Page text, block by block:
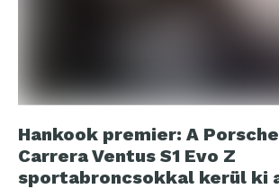
Hankook premier: A Porsche
Carrera Ventus S1 Evo Z
sportabroncsokkal kerül ki